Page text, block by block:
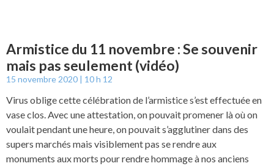
Armistice du 11 novembre : Se souvenir
mais pas seulement (vidéo)
15 novembre 2020 10 h 12
Virus oblige cette célébration de l’armistice s’est effectuée en
vase clos. Avec une attestation, on pouvait promener là où on
voulait pendant une heure, on pouvait s’agglutiner dans des
supers marchés mais visiblement pas se rendre aux
monuments aux morts pour rendre hommage à nos anciens